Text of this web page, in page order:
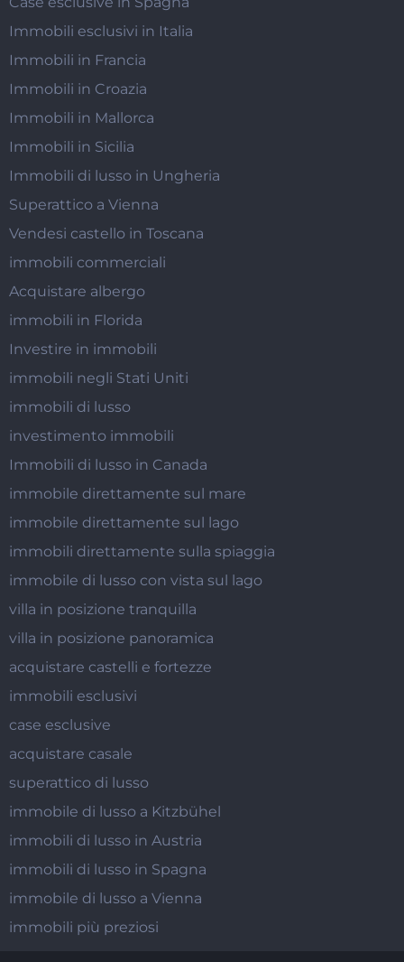
Immobili esclusivi in Italia
Immobili in Francia
Immobili in Croazia
Immobili in Mallorca
Immobili in Sicilia
Immobili di lusso in Ungheria
Superattico a Vienna
Vendesi castello in Toscana
immobili commerciali
Acquistare albergo
immobili in Florida
Investire in immobili
immobili negli Stati Uniti
immobili di lusso
investimento immobili
Immobili di lusso in Canada
immobile direttamente sul mare
immobile direttamente sul lago
immobili direttamente sulla spiaggia
immobile di lusso con vista sul lago
villa in posizione tranquilla
villa in posizione panoramica
acquistare castelli e fortezze
immobili esclusivi
case esclusive
acquistare casale
superattico di lusso
immobile di lusso a Kitzbühel
immobili di lusso in Austria
immobili di lusso in Spagna
immobile di lusso a Vienna
immobili più preziosi